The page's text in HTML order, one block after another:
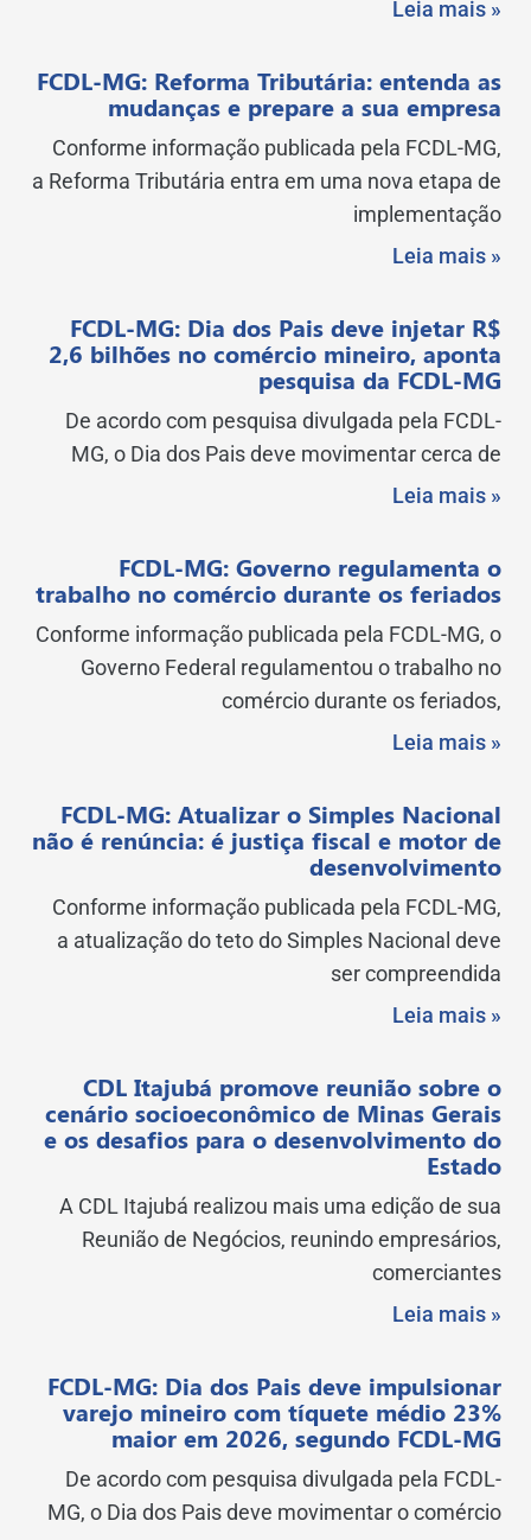
Leia mais »
FCDL-MG: Reforma Tributária: entenda as
mudanças e prepare a sua empresa
Conforme informação publicada pela FCDL-MG,
a Reforma Tributária entra em uma nova etapa de
implementação
Leia mais »
FCDL-MG: Dia dos Pais deve injetar R$
2,6 bilhões no comércio mineiro, aponta
pesquisa da FCDL-MG
De acordo com pesquisa divulgada pela FCDL-
MG, o Dia dos Pais deve movimentar cerca de
Leia mais »
FCDL-MG: Governo regulamenta o
trabalho no comércio durante os feriados
Conforme informação publicada pela FCDL-MG, o
Governo Federal regulamentou o trabalho no
comércio durante os feriados,
Leia mais »
FCDL-MG: Atualizar o Simples Nacional
não é renúncia: é justiça fiscal e motor de
desenvolvimento
Conforme informação publicada pela FCDL-MG,
a atualização do teto do Simples Nacional deve
ser compreendida
Leia mais »
CDL Itajubá promove reunião sobre o
cenário socioeconômico de Minas Gerais
e os desafios para o desenvolvimento do
Estado
A CDL Itajubá realizou mais uma edição de sua
Reunião de Negócios, reunindo empresários,
comerciantes
Leia mais »
FCDL-MG: Dia dos Pais deve impulsionar
varejo mineiro com tíquete médio 23%
maior em 2026, segundo FCDL-MG
De acordo com pesquisa divulgada pela FCDL-
MG, o Dia dos Pais deve movimentar o comércio